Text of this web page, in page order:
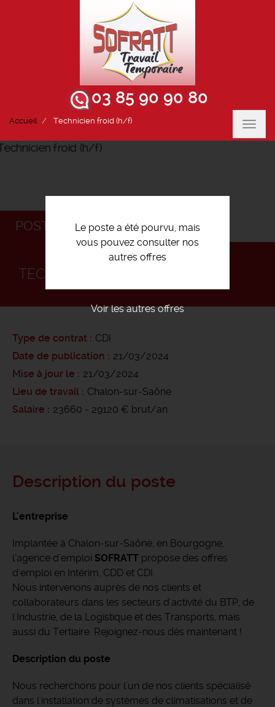
03 85 90 90 80
Accueil Technicien froid (h/f)
Le poste a été pourvu, mais
vous pouvez consulter nos
autres offres
Voir les autres offres
POSTULEZ
TECHNICIEN FROID (H/F)
Type de contrat
CDI
Date de publication
21/03/2024
Mise à jour le
21/03/2024
Lieu de travail
Chalon-sur-Saône
Salaire
23660 - 29120 € brut/an
Description du poste
L'entreprise
Implantée à Chalon-sur-Saône, en Bourgogne,
l’agence d’emploi SOFRATT propose des offres
d'emploi en Intérim, CDD et CDI.
Nous intervenons auprès de nos clients et
collaborateurs dans les secteurs d'activité du BTP, de
l'Industrie, de la Logistique et des Transports, mais
aussi du Tertiaire. Rejoignez-nous dès maintenant !
Description du poste
Nous recherchons pour l'un de nos clients spécialisé
dans l'installation de systèmes de climatisations et de